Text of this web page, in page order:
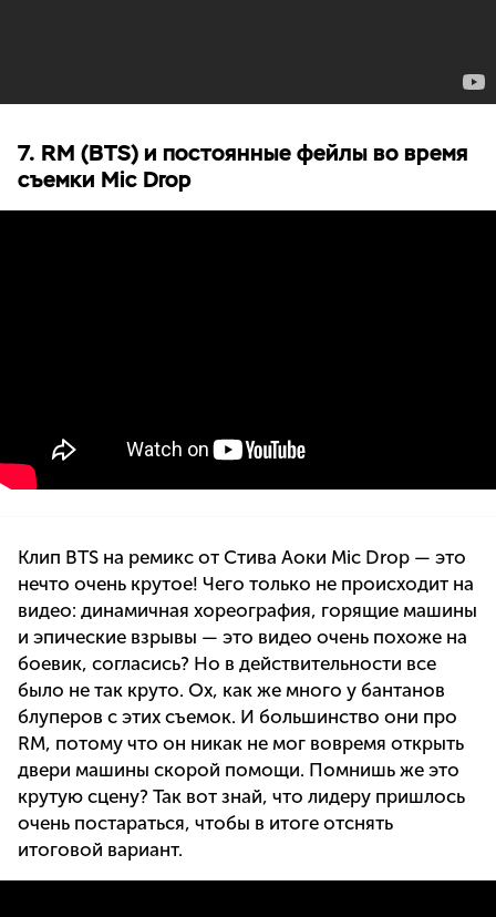
7. RM (BTS) и постоянные фейлы во время
съемки Mic Drop
Клип BTS на ремикс от Стива Аоки Mic Drop — это
нечто очень крутое! Чего только не происходит на
видео: динамичная хореография, горящие машины
и эпические взрывы — это видео очень похоже на
боевик, согласись? Но в действительности все
было не так круто. Ох, как же много у бантанов
блуперов с этих съемок. И большинство они про
RM, потому что он никак не мог вовремя открыть
двери машины скорой помощи. Помнишь же это
крутую сцену? Так вот знай, что лидеру пришлось
очень постараться, чтобы в итоге отснять
итоговой вариант.